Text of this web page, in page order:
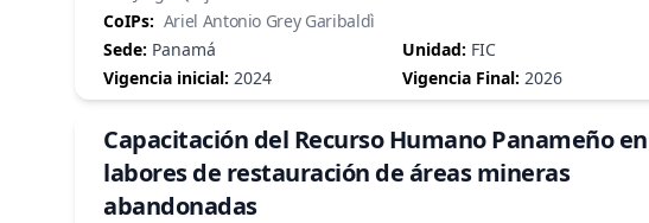
CoIPs: Ariel Antonio Grey Garibaldì
Sede: Panamá Unidad: FIC
Vigencia inicial: 2024 Vigencia Final: 2026
Capacitación del Recurso Humano Panameño en
labores de restauración de áreas mineras
abandonadas